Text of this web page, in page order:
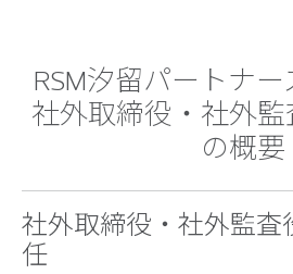
RSM汐留パートナ
社外取締役・社外
の概要
社外取締役・社外監査
任